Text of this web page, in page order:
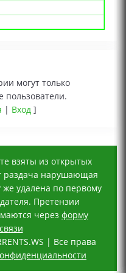
могут только
пользователи.
| Вход ]
взяты из открытых
раздача нарушающая
же удалена по первому
Претензии
через форму
| Все права